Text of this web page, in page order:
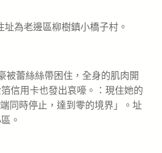
址為老邊區柳樹鎮小橋子村。
被蕾絲絲帶困住，全身的肌肉開
信用卡也發出哀嚎。：現住她的
同時停止，達到零的境界」。址
。